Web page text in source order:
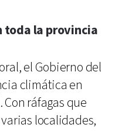
toda la provincia
el Gobierno del
climática en
ráfagas que
localidades,